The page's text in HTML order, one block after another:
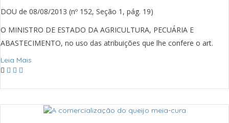
DOU de 08/08/2013 (nº 152, Seção 1, pág. 19)
O MINISTRO DE ESTADO DA AGRICULTURA, PECUÁRIA E
ABASTECIMENTO, no uso das atribuições que lhe confere o art.
Leia Mais